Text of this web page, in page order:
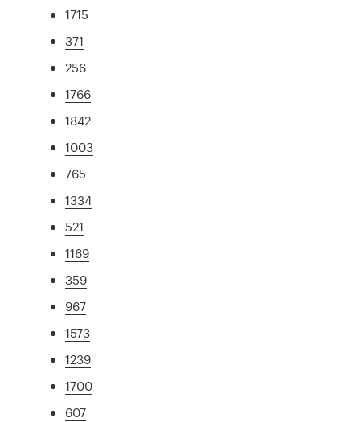
1715
371
256
1766
1842
1003
765
1334
521
1169
359
967
1573
1239
1700
607